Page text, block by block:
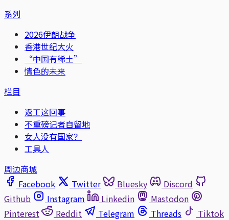
系列
2026伊朗战争
香港世纪大火
“中国有稀土”
情色的未来
栏目
返工这回事
不重磅记者自留地
女人没有国家？
工具人
周边商城
Facebook
Twitter Bluesky
Discord
Github
Instagram Linkedin
Mastodon
Pinterest
Reddit Telegram Threads
Tiktok